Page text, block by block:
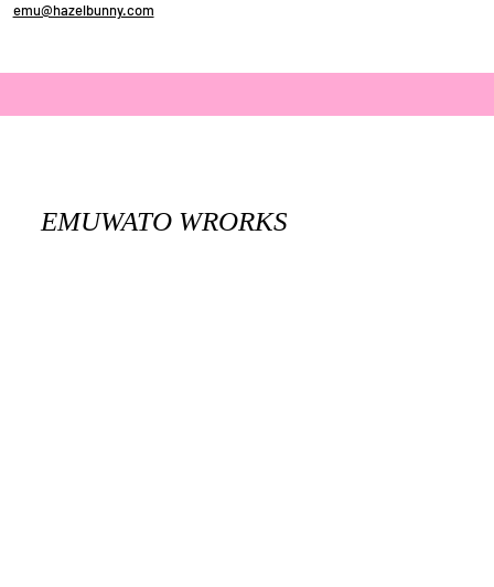
emu@hazelbunny.com
EMUWATO WRORKS